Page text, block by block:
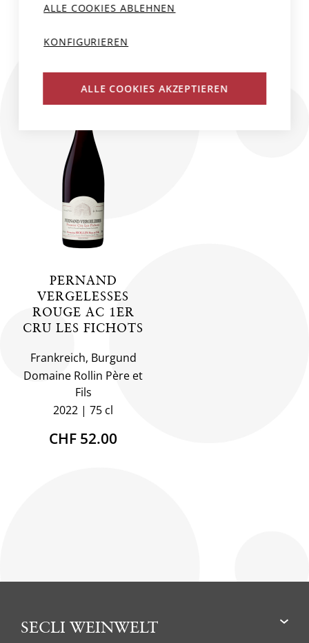
PERNAND
VERGELESSES
ROUGE AC 1ER
CRU LES FICHOTS
Frankreich, Burgund
Domaine Rollin Père et
Fils
2022
75 cl
CHF 52.00
SECLI WEINWELT
ALLE COOKIES ABLEHNEN
KONFIGURIEREN
ALLE COOKIES AKZEPTIEREN